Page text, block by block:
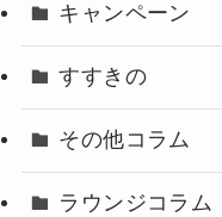
キャンペーン
すすきの
その他コラム
ラウンジコラム